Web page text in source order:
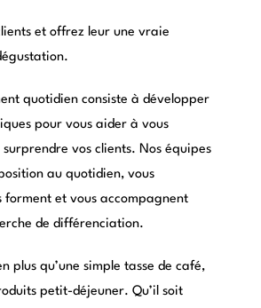
et offrez leur une vraie
quotidien consiste à développer
pour vous aider à vous
vos clients. Nos équipes
au quotidien, vous
forment et vous accompagnent
de différenciation.
plus qu’une simple tasse de café,
petit-déjeuner. Qu’il soit